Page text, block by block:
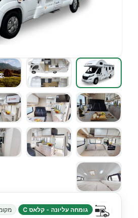
גומחה עליונה - קלאס C